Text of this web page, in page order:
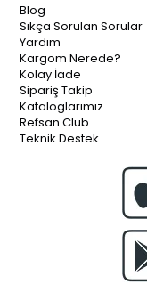
Blog
Sıkça Sorulan Sorular
Yardım
Kargom Nerede?
Kolay İade
Sipariş Takip
Kataloglarımız
Refsan Club
Teknik Destek